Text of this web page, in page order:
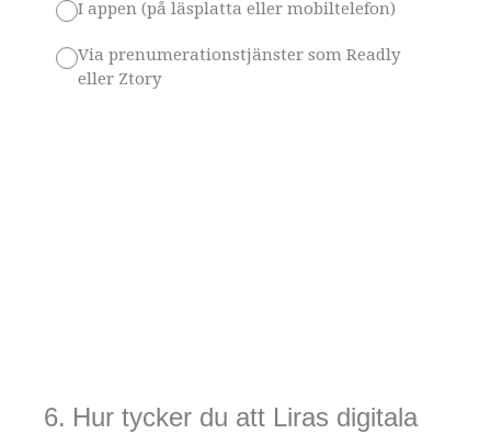
I appen (på läsplatta eller mobiltelefon)
Via prenumerationstjänster som Readly
eller Ztory
6. Hur tycker du att Liras digitala